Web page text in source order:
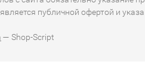
публичной офертой и
— Shop-Script